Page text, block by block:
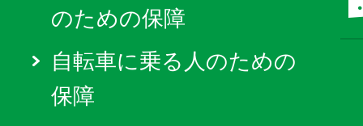
のための保障
自転車に乗る人のための
保障